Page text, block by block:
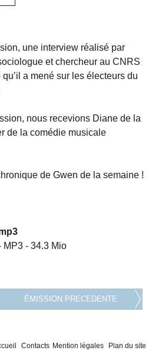
une interview réalisé par
et chercheur au CNRS
a mené sur les électeurs du
nous recevions Diane de la
de la comédie musicale
de Gwen de la semaine !
MP3 - 34.3 Mio
ÉMISSION PRECEDENTE
Contacts Mention légales Plan du site